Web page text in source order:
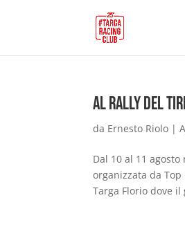
Al Rally del
da Ernesto Riolo |
Dal 10 al 11
organizzata da
Targa Florio dove il